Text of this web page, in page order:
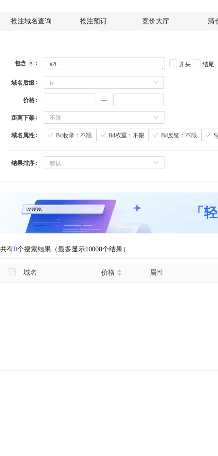
抢注域名查询 抢注预订 竞价大厅 清
包含 开头 结尾
域名后缀 tv
价格
距离下架 不限
域名属性 Bd收录：不限 Bd权重：不限 Bd反链：不限
结果排序 默认
「
共有0个搜索结果（最多显示10000个结果）
域名 价格 属性